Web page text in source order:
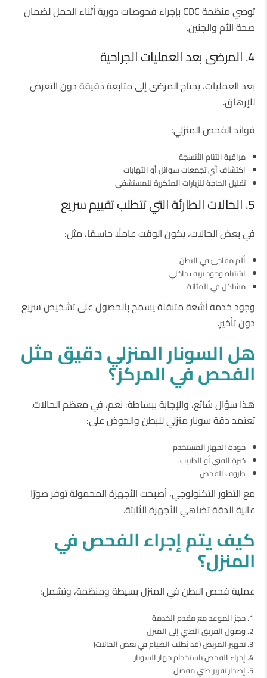
توصي منظمة CDC بإجراء فحوصات دورية أثناء الحمل لضمان
صحة الأم والجنين.
4. المرضى بعد العمليات الجراحية
بعد العمليات، يحتاج المرضى إلى متابعة دقيقة دون التعرض
للإرهاق.
فوائد الفحص المنزلي:
مراقبة التئام الأنسجة
اكتشاف أي تجمعات سوائل أو التهابات
تقليل الحاجة للزيارات المتكررة للمستشفى
5. الحالات الطارئة التي تتطلب تقييم سريع
في بعض الحالات، يكون الوقت عاملًا حاسمًا، مثل:
ألم مفاجئ في البطن
اشتباه وجود نزيف داخلي
مشاكل في المثانة
وجود خدمة أشعة متنقلة يسمح بالحصول على تشخيص سريع
دون تأخير.
هلالسونارالمنزليدقيقمثل
الفحصفيالمركز؟
هذا سؤال شائع، والإجابة ببساطة: نعم، في معظم الحالات.
تعتمد دقة سونار منزلي للبطن والحوض على:
جودة الجهاز المستخدم
خبرة الفني أو الطبيب
ظروف الفحص
مع التطور التكنولوجي، أصبحت الأجهزة المحمولة توفر صورًا
عالية الدقة تضاهي الأجهزة الثابتة.
كيفيتمإجراءالفحصفي
المنزل؟
عملية فحص البطن في المنزل بسيطة ومنظمة، وتشمل:
حجز الموعد مع مقدم الخدمة
وصول الفريق الطبي إلى المنزل
تجهيز المريض (قد يُطلب الصيام في بعض الحالات)
إجراء الفحص باستخدام جهاز السونار
إصدار تقرير طبي مفصل